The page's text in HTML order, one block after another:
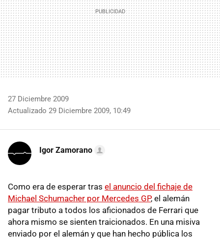
27 Diciembre 2009
Actualizado 29 Diciembre 2009, 10:49
Igor Zamorano
Como era de esperar tras el anuncio del fichaje de
Michael Schumacher por Mercedes GP, el alemán
pagar tributo a todos los aficionados de Ferrari que
ahora mismo se sienten traicionados. En una misiva
enviado por el alemán y que han hecho pública los